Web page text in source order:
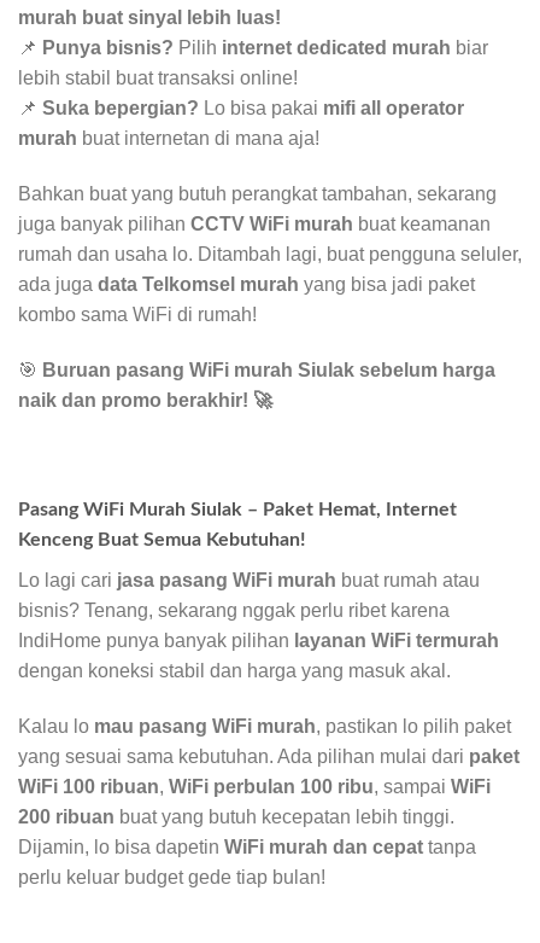
murah buat sinyal lebih luas!
📌 Punya bisnis? Pilih internet dedicated murah biar
lebih stabil buat transaksi online!
📌 Suka bepergian? Lo bisa pakai mifi all operator
murah buat internetan di mana aja!
Bahkan buat yang butuh perangkat tambahan, sekarang
juga banyak pilihan CCTV WiFi murah buat keamanan
rumah dan usaha lo. Ditambah lagi, buat pengguna seluler,
ada juga data Telkomsel murah yang bisa jadi paket
kombo sama WiFi di rumah!
🎯 Buruan pasang WiFi murah Siulak sebelum harga
naik dan promo berakhir! 🚀
Pasang WiFi Murah Siulak – Paket Hemat, Internet
Kenceng Buat Semua Kebutuhan!
Lo lagi cari jasa pasang WiFi murah buat rumah atau
bisnis? Tenang, sekarang nggak perlu ribet karena
IndiHome punya banyak pilihan layanan WiFi termurah
dengan koneksi stabil dan harga yang masuk akal.
Kalau lo mau pasang WiFi murah, pastikan lo pilih paket
yang sesuai sama kebutuhan. Ada pilihan mulai dari paket
WiFi 100 ribuan, WiFi perbulan 100 ribu, sampai WiFi
200 ribuan buat yang butuh kecepatan lebih tinggi.
Dijamin, lo bisa dapetin WiFi murah dan cepat tanpa
perlu keluar budget gede tiap bulan!